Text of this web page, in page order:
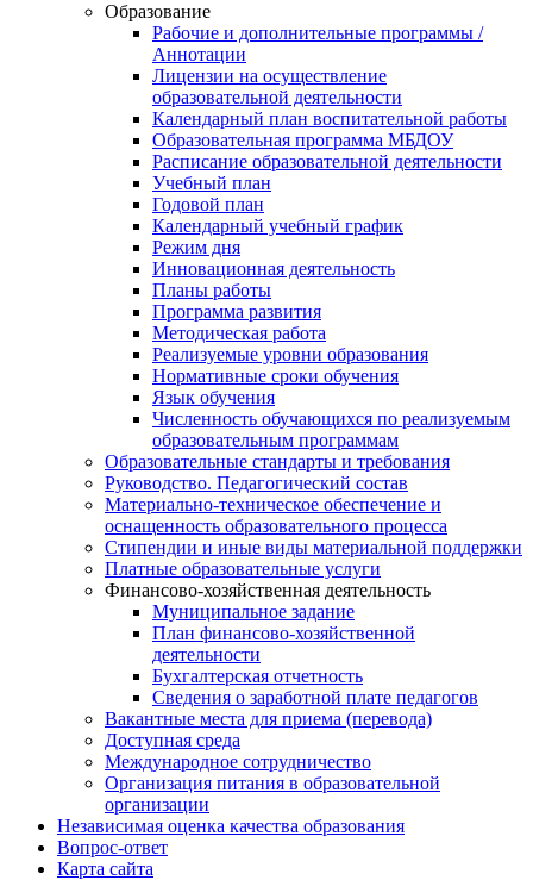
Образование
Рабочие и дополнительные программы /
Аннотации
Лицензии на осуществление
образовательной деятельности
Календарный план воспитательной работы
Образовательная программа МБДОУ
Расписание образовательной деятельности
Учебный план
Годовой план
Календарный учебный график
Режим дня
Инновационная деятельность
Планы работы
Программа развития
Методическая работа
Реализуемые уровни образования
Нормативные сроки обучения
Язык обучения
Численность обучающихся по реализуемым
образовательным программам
Образовательные стандарты и требования
Руководство. Педагогический состав
Материально-техническое обеспечение и
оснащенность образовательного процесса
Стипендии и иные виды материальной поддержки
Платные образовательные услуги
Финансово-хозяйственная деятельность
Муниципальное задание
План финансово-хозяйственной
деятельности
Бухгалтерская отчетность
Сведения о заработной плате педагогов
Вакантные места для приема (перевода)
Доступная среда
Международное сотрудничество
Организация питания в образовательной
организации
Независимая оценка качества образования
Вопрос-ответ
Карта сайта